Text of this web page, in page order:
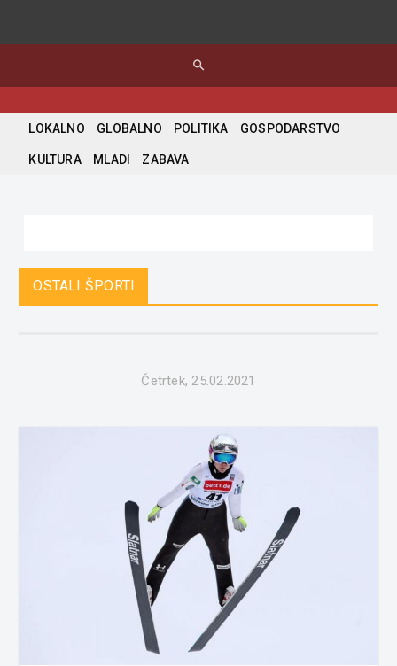
search
LOKALNO GLOBALNO POLITIKA GOSPODARSTVO
KULTURA MLADI ZABAVA
OSTALI ŠPORTI
Četrtek, 25.02.2021